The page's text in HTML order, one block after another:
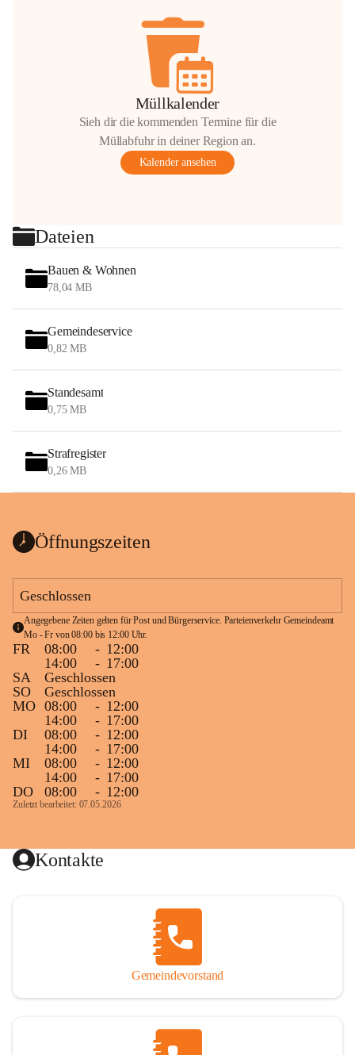
Müllkalender
Sieh dir die kommenden Termine für die
Müllabfuhr in deiner Region an.
Kalender ansehen
Dateien
Bauen & Wohnen
78,04 MB
Gemeindeservice
0,82 MB
Standesamt
0,75 MB
Strafregister
0,26 MB
Öffnungszeiten
Geschlossen
Angegebene Zeiten gelten für Post und Bürgerservice. Parteienverkehr Gemeindeamt
Mo - Fr von 08:00 bis 12:00 Uhr.
FR 08:00 - 12:00
14:00
- 17:00
SA
Geschlossen
SO
Geschlossen
MO 08:00 - 12:00
14:00
- 17:00
DI
08:00 - 12:00
14:00
- 17:00
MI
08:00 - 12:00
14:00
- 17:00
DO
08:00 - 12:00
Zuletzt bearbeitet: 07.05.2026
Kontakte
Gemeindevorstand